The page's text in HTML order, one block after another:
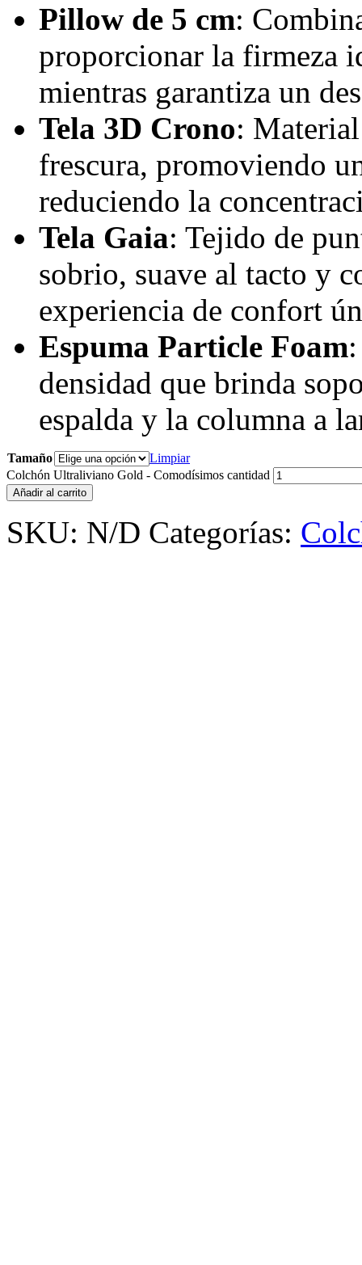
Pillow de 5 cm:
proporcionar la firmeza
mientras garantiza un
Tela 3D Crono:
frescura, promoviendo
reduciendo la
Tela Gaia: Tejido de
sobrio, suave al tacto y
experiencia de confort
Espuma Particle Foam
densidad que brinda
espalda y la columna a
Tamaño
Limpiar
Colchón Ultraliviano Gold - Comodísimos cantidad
Añadir al carrito
SKU: N/D Categorías: